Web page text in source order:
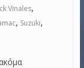
Vinales,
, Suzuki,